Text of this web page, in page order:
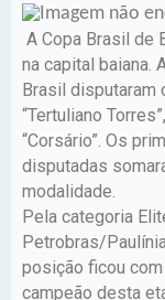
A Copa Brasil de
na capital baiana.
Brasil disputaram
“Tertuliano
“Corsário”. Os
disputadas
modalidade.
Pela categoria
Petrobras/
posição ficou com
campeão desta